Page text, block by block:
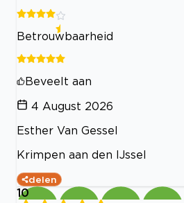
Betrouwbaarheid
Beveelt aan
4 August 2026
Esther Van Gessel
Krimpen aan den IJssel
delen
10